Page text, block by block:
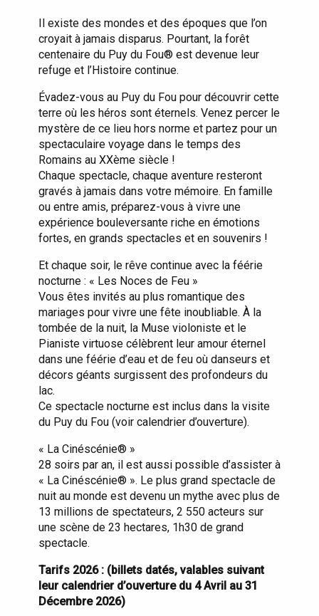
Il existe des mondes et des époques que l’on
croyait à jamais disparus. Pourtant, la forêt
centenaire du Puy du Fou® est devenue leur
refuge et l’Histoire continue.
Évadez-vous au Puy du Fou pour découvrir cette
terre où les héros sont éternels. Venez percer le
mystère de ce lieu hors norme et partez pour un
spectaculaire voyage dans le temps des
Romains au XXème siècle !
Chaque spectacle, chaque aventure resteront
gravés à jamais dans votre mémoire. En famille
ou entre amis, préparez-vous à vivre une
expérience bouleversante riche en émotions
fortes, en grands spectacles et en souvenirs !
Et chaque soir, le rêve continue avec la féérie
nocturne : « Les Noces de Feu »
Vous êtes invités au plus romantique des
mariages pour vivre une fête inoubliable. À la
tombée de la nuit, la Muse violoniste et le
Pianiste virtuose célèbrent leur amour éternel
dans une féérie d’eau et de feu où danseurs et
décors géants surgissent des profondeurs du
lac.
Ce spectacle nocturne est inclus dans la visite
du Puy du Fou (voir calendrier d’ouverture).
« La Cinéscénie® »
28 soirs par an, il est aussi possible d’assister à
« La Cinéscénie® ». Le plus grand spectacle de
nuit au monde est devenu un mythe avec plus de
13 millions de spectateurs, 2 550 acteurs sur
une scène de 23 hectares, 1h30 de grand
spectacle.
Tarifs 2026 : (billets datés, valables suivant
leur calendrier d’ouverture du 4 Avril au 31
Décembre 2026)